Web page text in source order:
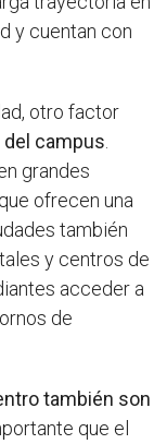
y cuentan con
otro factor
campus
grandes
ofrecen una
también
y centros de
acceder a
de
también son
que el